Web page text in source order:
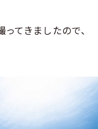
てきましたので、